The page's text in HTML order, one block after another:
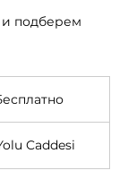
подберем
Caddesi